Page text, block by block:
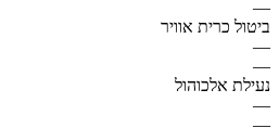
—
ביטול כרית אוויר
—
—
נעילת אלכוהול
—
—